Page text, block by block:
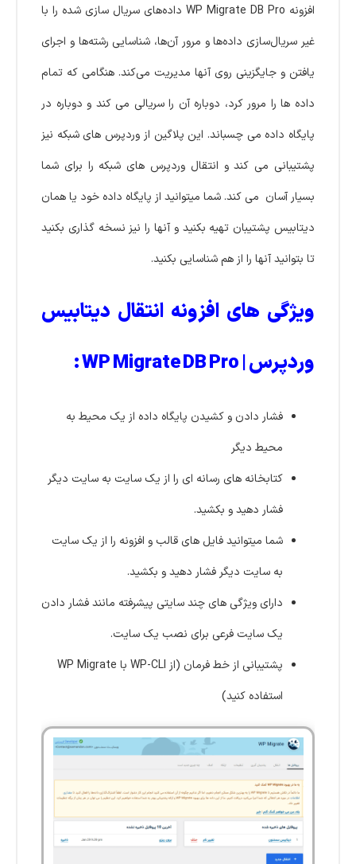
افزونه WP Migrate DB Pro داده‌های سریال‌ سازی‌ شده را با
غیر سریال‌سازی داده‌ها و مرور آن‌ها، شناسایی رشته‌ها و اجرای
یافتن و جایگزینی روی آنها مدیریت می‌کند. هنگامی که تمام
داده ها را مرور کرد، دوباره آن را سریالی می کند و دوباره در
پایگاه داده می چسباند. این پلاگین از وردپرس های شبکه نیز
پشتیبانی می کند و انتقال وردپرس های شبکه را برای شما
بسیار آسان می کند. شما میتوانید از پایگاه داده خود یا همان
دیتابیس پشتیبان تهیه بکنید و آنها را نیز نسخه گذاری بکنید
تا بتوانید آنها را از هم شناسایی بکنید.
ویژگی های افزونه انتقال دیتابیس
وردپرس | WP Migrate DB Pro :
فشار دادن و کشیدن پایگاه داده از یک محیط به
محیط دیگر
کتابخانه های رسانه ای را از یک سایت به سایت دیگر
فشار دهید و بکشید.
شما میتوانید فایل های قالب و افزونه را از یک سایت
به سایت دیگر فشار دهید و بکشید.
دارای ویژگی های چند سایتی پیشرفته مانند فشار دادن
یک سایت فرعی برای نصب یک سایت.
پشتیبانی از خط فرمان (از WP-CLI با WP Migrate
استفاده کنید)